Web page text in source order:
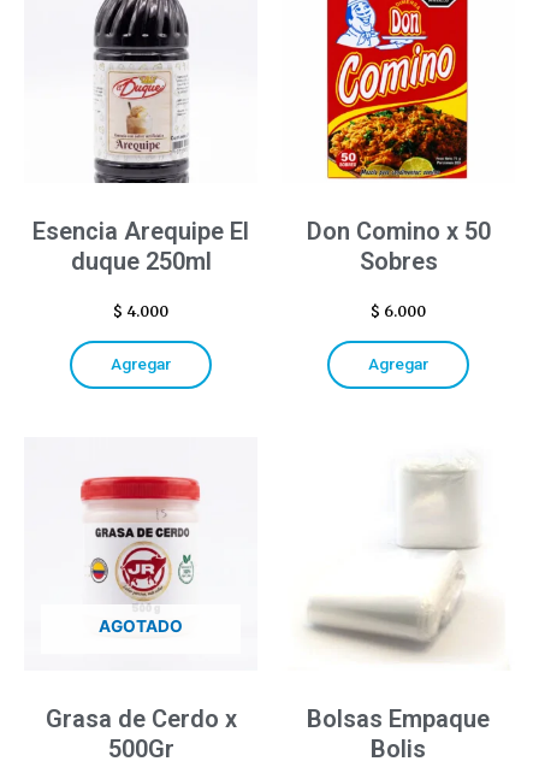
Esencia Arequipe El
duque 250ml
$ 4.000
Agregar
Don Comino x 50
Sobres
$ 6.000
Agregar
AGOTADO
Grasa de Cerdo x
500Gr
Bolsas Empaque
Bolis